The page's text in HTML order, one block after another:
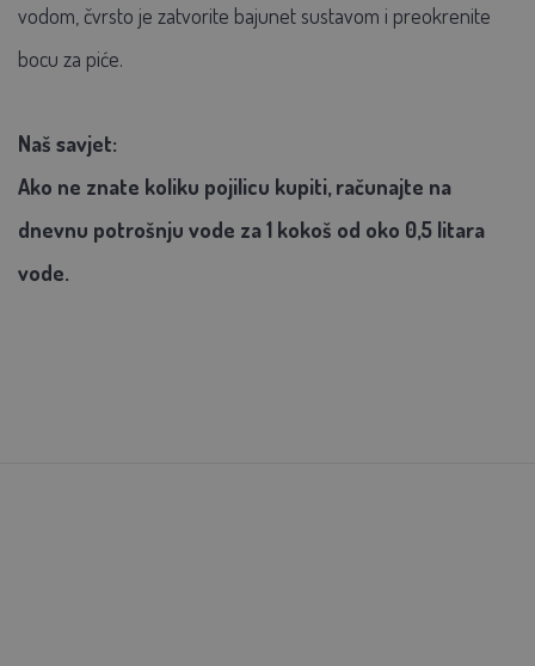
vodom, čvrsto je zatvorite bajunet sustavom i preokrenite
bocu za piće.
Naš savjet:
Ako ne znate koliku pojilicu kupiti, računajte na
dnevnu potrošnju vode za 1 kokoš od oko 0,5 litara
vode.